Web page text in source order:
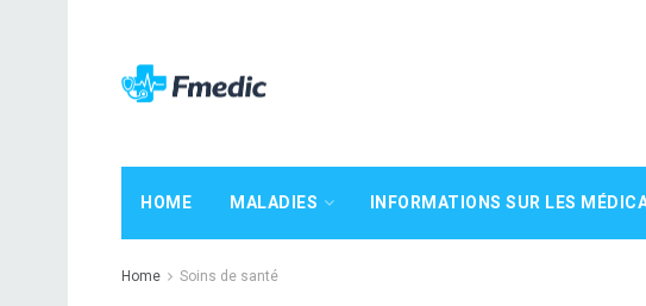
HOME MALADIES INFORMATIONS SUR LES
Home Soins de santé